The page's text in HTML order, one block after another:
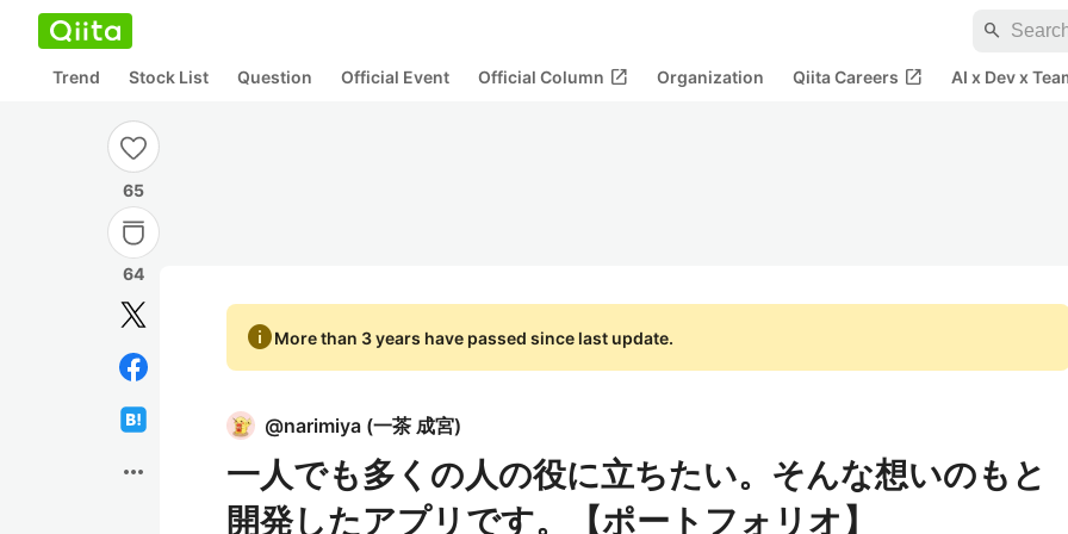
search
Trend Stock List Question Official Event Official Column open_in_new Organization Qiita Careers open_in_new AI x Dev x
65
64
more_horiz
infoMore than 3 years have passed since last update.
@narimiya (一茶 成宮)
一人でも多くの人の役に立ちたい。そんな想いのもと
開発したアプリです。【ポートフォリオ】